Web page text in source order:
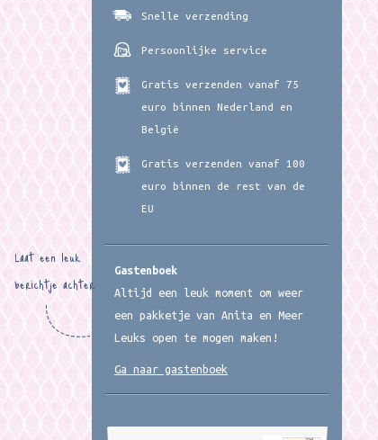
Snelle verzending
Persoonlijke service
Gratis verzenden vanaf 75
euro binnen Nederland en
België
Gratis verzenden vanaf 100
euro binnen de rest van de
EU
Gastenboek
Altijd een leuk moment om weer
een pakketje van Anita en Meer
Leuks open te mogen maken!
Laat een leuk
berichtje achter
Ga naar gastenboek